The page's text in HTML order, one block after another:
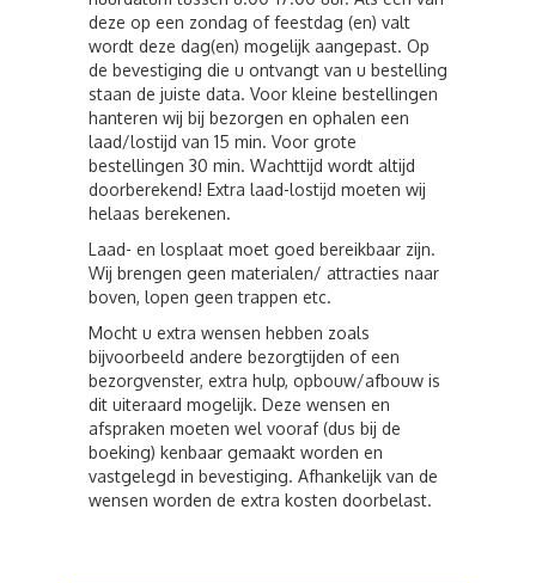
deze op een zondag of feestdag (en) valt
wordt deze dag(en) mogelijk aangepast. Op
de bevestiging die u ontvangt van u bestelling
staan de juiste data. Voor kleine bestellingen
hanteren wij bij bezorgen en ophalen een
laad/lostijd van 15 min. Voor grote
bestellingen 30 min. Wachttijd wordt altijd
doorberekend! Extra laad-lostijd moeten wij
helaas berekenen.
Laad- en losplaat moet goed bereikbaar zijn.
Wij brengen geen materialen/ attracties naar
boven, lopen geen trappen etc.
Mocht u extra wensen hebben zoals
bijvoorbeeld andere bezorgtijden of een
bezorgvenster, extra hulp, opbouw/afbouw is
dit uiteraard mogelijk. Deze wensen en
afspraken moeten wel vooraf (dus bij de
boeking) kenbaar gemaakt worden en
vastgelegd in bevestiging. Afhankelijk van de
wensen worden de extra kosten doorbelast.